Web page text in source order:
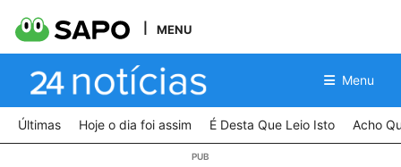
MENU
Menu
Últimas Hoje o dia foi assim É Desta Que Leio Isto Acho